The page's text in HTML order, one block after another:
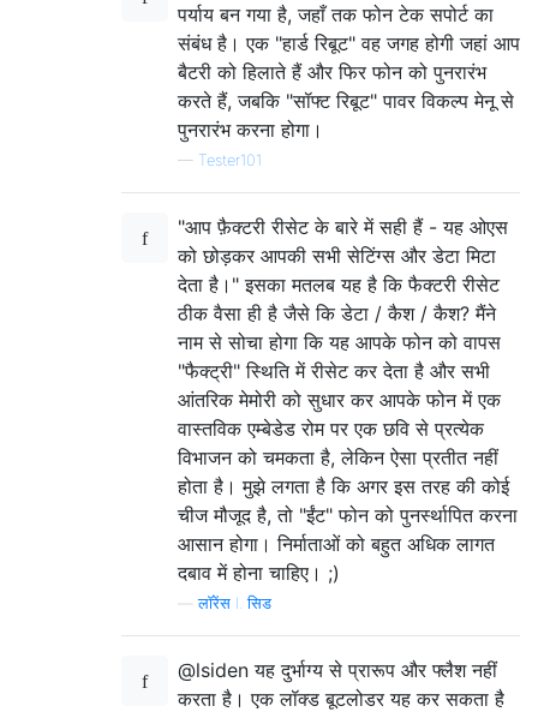
पर्याय बन गया है, जहाँ तक फोन टेक सपोर्ट का
संबंध है। एक "हार्ड रिबूट" वह जगह होगी जहां आप
बैटरी को हिलाते हैं और फिर फोन को पुनरारंभ
करते हैं, जबकि "सॉफ्ट रिबूट" पावर विकल्प मेनू से
पुनरारंभ करना होगा।
— Tester101
"आप फ़ैक्टरी रीसेट के बारे में सही हैं - यह ओएस
को छोड़कर आपकी सभी सेटिंग्स और डेटा मिटा
देता है।" इसका मतलब यह है कि फैक्टरी रीसेट
ठीक वैसा ही है जैसे कि डेटा / कैश / कैश? मैंने
नाम से सोचा होगा कि यह आपके फोन को वापस
"फैक्ट्री" स्थिति में रीसेट कर देता है और सभी
आंतरिक मेमोरी को सुधार कर आपके फोन में एक
वास्तविक एम्बेडेड रोम पर एक छवि से प्रत्येक
विभाजन को चमकता है, लेकिन ऐसा प्रतीत नहीं
होता है। मुझे लगता है कि अगर इस तरह की कोई
चीज मौजूद है, तो "ईंट" फोन को पुनर्स्थापित करना
आसान होगा। निर्माताओं को बहुत अधिक लागत
दबाव में होना चाहिए। ;)
—लॉरेंस I. सिड
@lsiden यह दुर्भाग्य से प्रारूप और फ्लैश नहीं
करता है। एक लॉक्ड बूटलोडर यह कर सकता है